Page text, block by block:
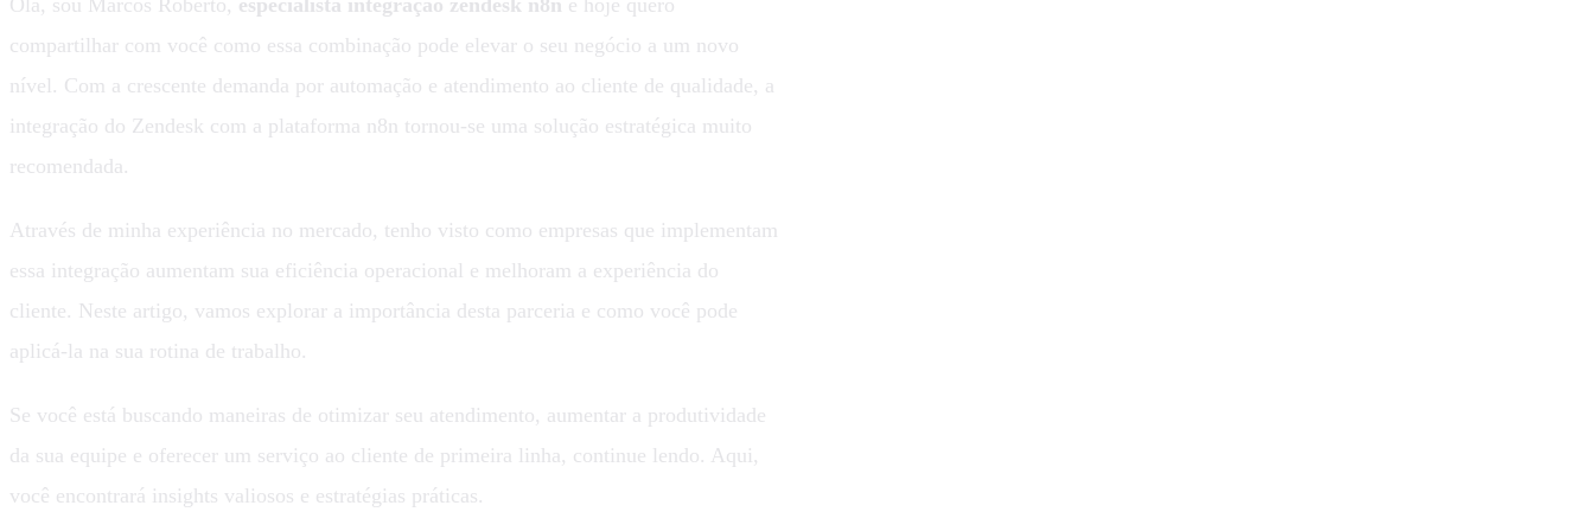
compartilhar com você como essa combinação pode elevar o seu negócio a um novo
nível. Com a crescente demanda por automação e atendimento ao cliente de qualidade, a
integração do Zendesk com a plataforma n8n tornou-se uma solução estratégica muito
recomendada.
Através de minha experiência no mercado, tenho visto como empresas que implementam
essa integração aumentam sua eficiência operacional e melhoram a experiência do
cliente. Neste artigo, vamos explorar a importância desta parceria e como você pode
aplicá-la na sua rotina de trabalho.
Se você está buscando maneiras de otimizar seu atendimento, aumentar a produtividade
da sua equipe e oferecer um serviço ao cliente de primeira linha, continue lendo. Aqui,
você encontrará insights valiosos e estratégias práticas.